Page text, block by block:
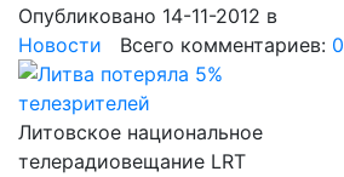
Опубликовано 14-11-2012 в
Новости Всего комментариев: 0
Литовское национальное
телерадиовещание LRT